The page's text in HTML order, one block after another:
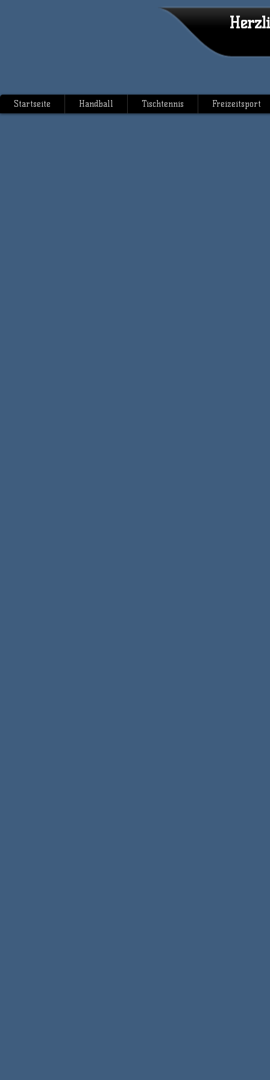
Startseite Handball Tischtennis Freizeitsport